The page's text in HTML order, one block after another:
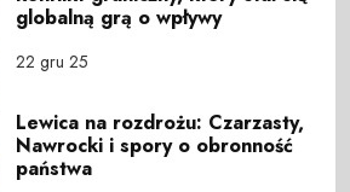
globalną grą o wpływy
22 gru 25
Lewica na rozdrożu: Czarzasty,
Nawrocki i spory o obronność
państwa